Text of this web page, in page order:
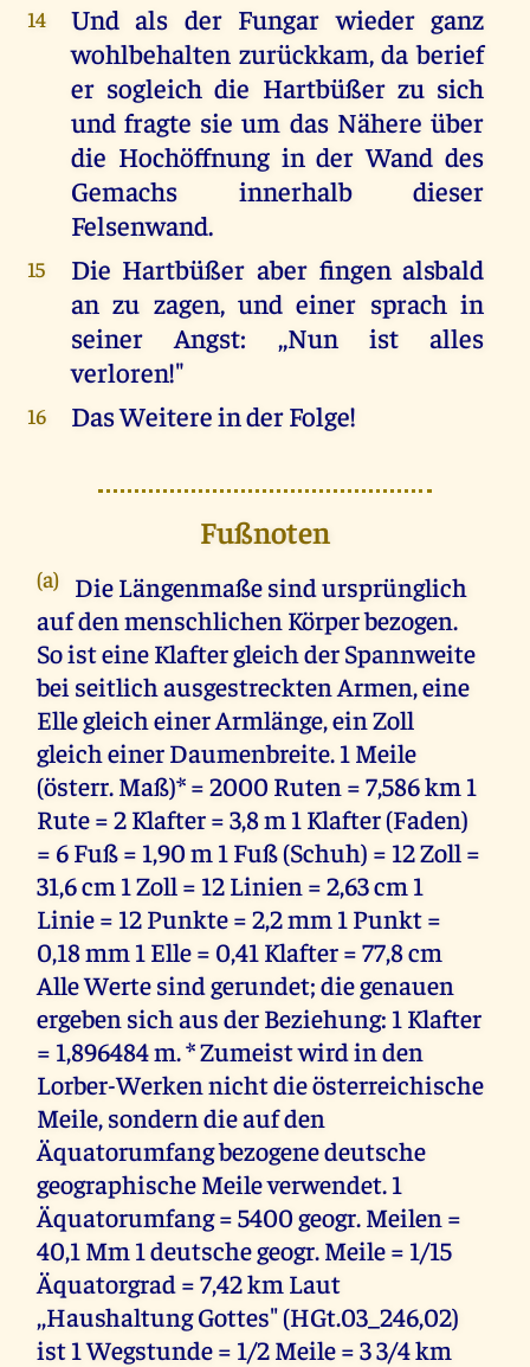
14
Und als der Fungar wieder ganz
wohlbehalten zurückkam, da berief
er sogleich die Hartbüßer zu sich
und fragte sie um das Nähere über
die Hochöffnung in der Wand des
Gemachs innerhalb dieser
Felsenwand.
15
Die Hartbüßer aber fingen alsbald
an zu zagen, und einer sprach in
seiner Angst: ,,Nun ist alles
verloren!"
16 Das Weitere in der Folge!
Fußnoten
(a) Die Längenmaße sind ursprünglich
auf den menschlichen Körper bezogen.
So ist eine Klafter gleich der Spannweite
bei seitlich ausgestreckten Armen, eine
Elle gleich einer Armlänge, ein Zoll
gleich einer Daumenbreite. 1 Meile
(österr. Maß)* = 2000 Ruten = 7,586 km 1
Rute = 2 Klafter = 3,8 m 1 Klafter (Faden)
= 6 Fuß = 1,90 m 1 Fuß (Schuh) = 12 Zoll =
31,6 cm 1 Zoll = 12 Linien = 2,63 cm 1
Linie = 12 Punkte = 2,2 mm 1 Punkt =
0,18 mm 1 Elle = 0,41 Klafter = 77,8 cm
Alle Werte sind gerundet; die genauen
ergeben sich aus der Beziehung: 1 Klafter
= 1,896484 m. * Zumeist wird in den
Lorber-Werken nicht die österreichische
Meile, sondern die auf den
Äquatorumfang bezogene deutsche
geographische Meile verwendet. 1
Äquatorumfang = 5400 geogr. Meilen =
40,1 Mm 1 deutsche geogr. Meile = 1/15
Äquatorgrad = 7,42 km Laut
,,Haushaltung Gottes" (HGt.03_246,02)
ist 1 Wegstunde = 1/2 Meile = 3 3/4 km